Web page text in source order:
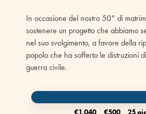
In occasione del nostro 50° di
sostenere un progetto che abbiamo
nel suo svolgimento, a favore della
popolo che ha sofferto le distruzioni
guerra civile.
€1.040 €500 25